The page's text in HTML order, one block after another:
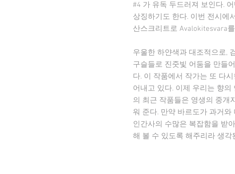
#4 가 유독 두드러져 보인다.
상징하기도 한다. 이번 전시에
산스크리트로 Avalokitesvara
우울한 하얀색과 대조적으로,
구슬들로 진줏빛 어둠을 만들
다. 이 작품에서 작가는 또 다
어내고 있다. 이제 우리는 향
의 최근 작품들은 영생의 중개
워 준다. 만약 바르도가 과거
인간사의 수많은 복잡함을 받
해 볼 수 있도록 해주리라 생각